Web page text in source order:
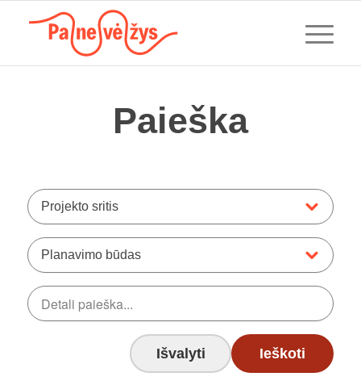
Paieška
Projekto sritis
Planavimo būdas
Išvalyti Ieškoti